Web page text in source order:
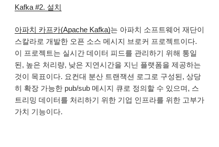
Kafka #2. 설치
아파치 카프카(Apache Kafka)는 아파치 소프트웨어 재단이
스칼라로 개발한 오픈 소스 메시지 브로커 프로젝트이다.
이 프로젝트는 실시간 데이터 피드를 관리하기 위해 통일
된, 높은 처리량, 낮은 지연시간을 지닌 플랫폼을 제공하는
것이 목표이다. 요컨대 분산 트랜잭션 로그로 구성된, 상당
히 확장 가능한 pub/sub 메시지 큐로 정의할 수 있으며, 스
트리밍 데이터를 처리하기 위한 기업 인프라를 위한 고부가
가치 기능이다.